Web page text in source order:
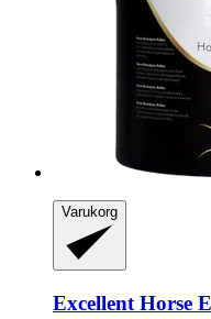
Varukorg
Excellent Horse